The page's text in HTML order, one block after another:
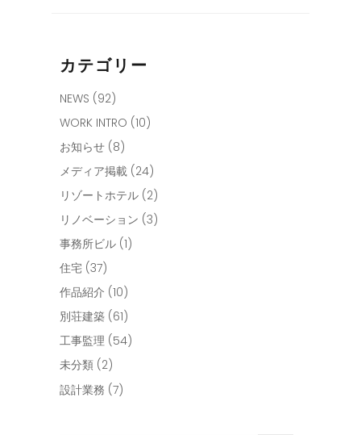
カテゴリー
NEWS (92)
WORK INTRO (10)
お知らせ (8)
メディア掲載 (24)
リゾートホテル (2)
リノベーション (3)
事務所ビル (1)
住宅 (37)
作品紹介 (10)
別荘建築 (61)
工事監理 (54)
未分類 (2)
設計業務 (7)